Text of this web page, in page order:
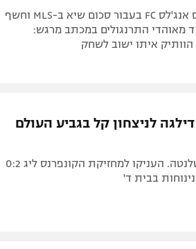
קפטן טוטנהאם לשעבר חתם בלוס אנג'לס FC בעבור סכום שיא ב-MLS וחשף
מאוהדי התרנגולים במכתב מרגש:
איתו ישוב לשחק
לניצחון קל בגביע העולם
פדרו נטו ואנסו פרננדס כבשו באטלנטה. העניקו למחזיקת הקונפרנס ליג 0:2